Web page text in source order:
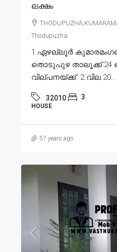
ലക്ഷം
Thodupuzha
1.ഏഴല്ലൂർ
തൊടുപുഴ താലൂക്ക് 24
വില്പനയ്ക്ക്. 2.വില 20...
32010 3
HOUSE
57 years ago